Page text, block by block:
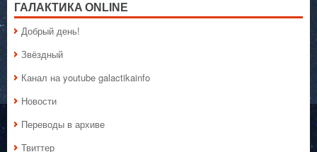
ГАЛАКТИКA ONLINE
Добрый день!
Звёздный
Канал на youtube galactikainfo
Новости
Переводы в архиве
Твиттер